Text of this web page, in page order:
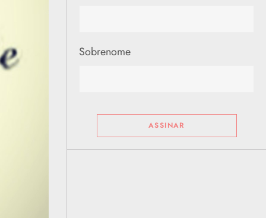
Sobrenome